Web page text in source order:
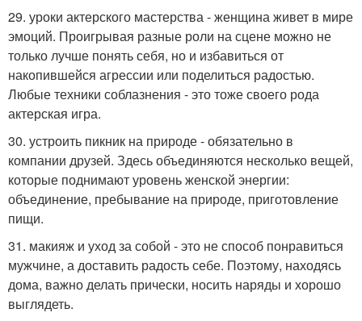
29. уроки актерского мастерства - женщина живет в мире
эмоций. Проигрывая разные роли на сцене можно не
только лучше понять себя, но и избавиться от
накопившейся агрессии или поделиться радостью.
Любые техники соблазнения - это тоже своего рода
актерская игра.
30. устроить пикник на природе - обязательно в
компании друзей. Здесь объединяются несколько вещей,
которые поднимают уровень женской энергии:
объединение, пребывание на природе, приготовление
пищи.
31. макияж и уход за собой - это не способ понравиться
мужчине, а доставить радость себе. Поэтому, находясь
дома, важно делать прически, носить наряды и хорошо
выглядеть.